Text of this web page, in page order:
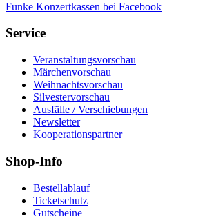
Funke Konzertkassen bei Facebook
Service
Veranstaltungsvorschau
Märchenvorschau
Weihnachtsvorschau
Silvestervorschau
Ausfälle / Verschiebungen
Newsletter
Kooperationspartner
Shop-Info
Bestellablauf
Ticketschutz
Gutscheine